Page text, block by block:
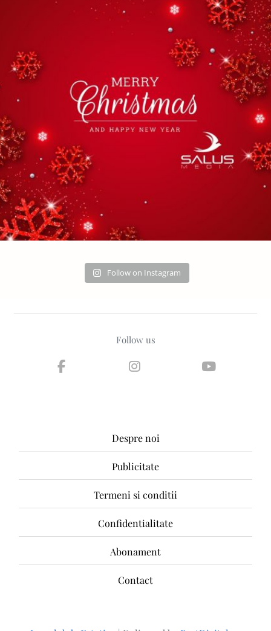
Follow on Instagram
Follow us
Despre noi
Publicitate
Termeni si conditii
Confidentialitate
Abonament
Contact